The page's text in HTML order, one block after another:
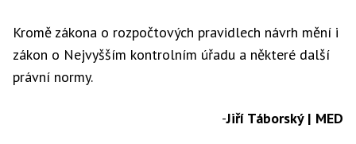
Kromě zákona o rozpočtových pravidlech návrh mění i
zákon o Nejvyšším kontrolním úřadu a některé další
právní normy.
-Jiří Táborský | MED